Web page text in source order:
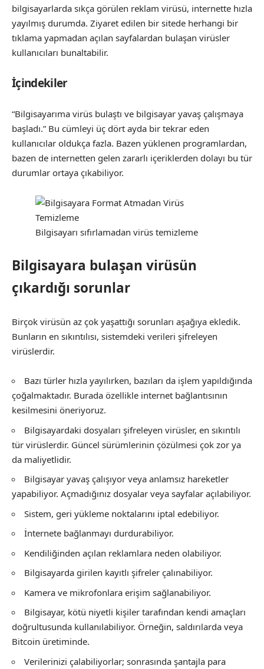
bilgisayarlarda sıkça görülen reklam virüsü, internette hızla
yayılmış durumda. Ziyaret edilen bir sitede herhangi bir
tıklama yapmadan açılan sayfalardan bulaşan virüsler
kullanıcıları bunaltabilir.
İçindekiler
“Bilgisayarıma virüs bulaştı ve bilgisayar yavaş çalışmaya
başladı.” Bu cümleyi üç dört ayda bir tekrar eden
kullanıcılar oldukça fazla. Bazen yüklenen programlardan,
bazen de internetten gelen zararlı içeriklerden dolayı bu tür
durumlar ortaya çıkabiliyor.
Bilgisayarı sıfırlamadan virüs temizleme
Bilgisayara bulaşan virüsün
çıkardığı sorunlar
Birçok virüsün az çok yaşattığı sorunları aşağıya ekledik.
Bunların en sıkıntılısı, sistemdeki verileri şifreleyen
virüslerdir.
Bazı türler hızla yayılırken, bazıları da işlem yapıldığında
çoğalmaktadır. Burada özellikle internet bağlantısının
kesilmesini öneriyoruz.
Bilgisayardaki dosyaları şifreleyen virüsler, en sıkıntılı
tür virüslerdir. Güncel sürümlerinin çözülmesi çok zor ya
da maliyetlidir.
Bilgisayar yavaş çalışıyor veya anlamsız hareketler
yapabiliyor. Açmadığınız dosyalar veya sayfalar açılabiliyor.
Sistem, geri yükleme noktalarını iptal edebiliyor.
İnternete bağlanmayı durdurabiliyor.
Kendiliğinden açılan reklamlara neden olabiliyor.
Bilgisayarda girilen kayıtlı şifreler çalınabiliyor.
Kamera ve mikrofonlara erişim sağlanabiliyor.
Bilgisayar, kötü niyetli kişiler tarafından kendi amaçları
doğrultusunda kullanılabiliyor. Örneğin, saldırılarda veya
Bitcoin üretiminde.
Verilerinizi çalabiliyorlar; sonrasında şantajla para